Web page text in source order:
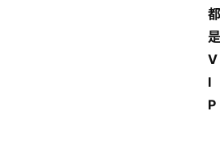
都
是
V
I
P